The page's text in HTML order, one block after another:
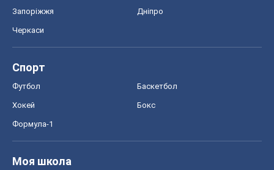
Запоріжжя Дніпро
Черкаси
Спорт
Футбол Баскетбол
Хокей Бокс
Формула-1
Моя школа